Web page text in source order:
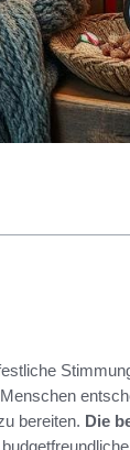
bereiten. Die